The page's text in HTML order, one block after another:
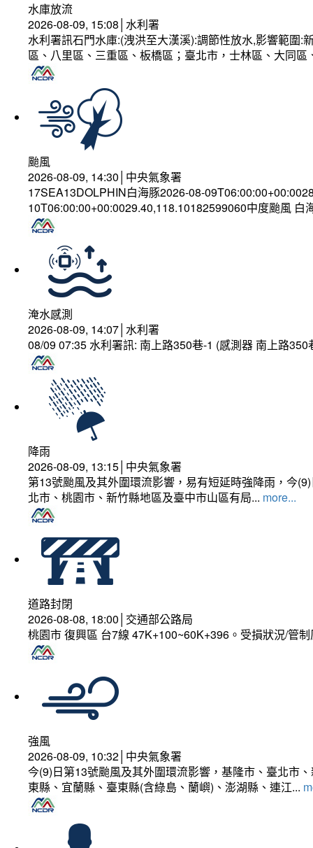
水庫放流
2026-08-09, 15:08│水利署
水利署訊石門水庫:(洩洪至大漢溪):調節性放水,影響範圍
區、八里區、三重區、板橋區；臺北市，士林區、大同
颱風
2026-08-09, 14:30│中央氣象署
17SEA13DOLPHIN白海豚2026-08-
10T06:00:00+00:0029.40,118.10182599060中度颱風 白
淹水感測
2026-08-09, 14:07│水利署
08/09 07:35 水利署訊: 南上路350巷-1 (感測器 南上路
降雨
2026-08-09, 13:15│中央氣象署
第13號颱風及其外圍環流影響，易有短延時強降雨，今
北市、桃園市、新竹縣地區及臺中市山區有局... more...
道路封閉
2026-08-08, 18:00│交通部公路局
桃園市 復興區 台7線 47K+100~60K+396。受損狀況/管
強風
2026-08-09, 10:32│中央氣象署
今(9)日第13號颱風及其外圍環流影響，基隆市、臺北市
東縣、宜蘭縣、臺東縣(含綠島、蘭嶼)、澎湖縣、連江...